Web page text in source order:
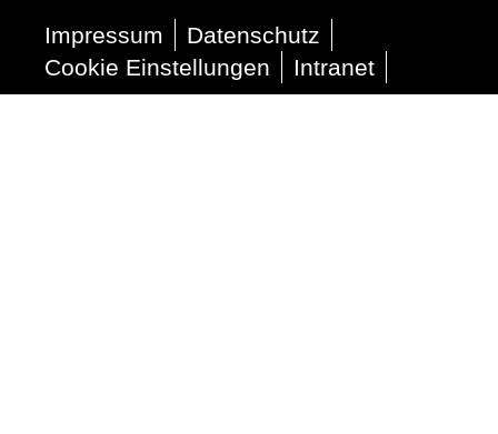
Impressum
Datenschutz
Cookie Einstellungen
Intranet